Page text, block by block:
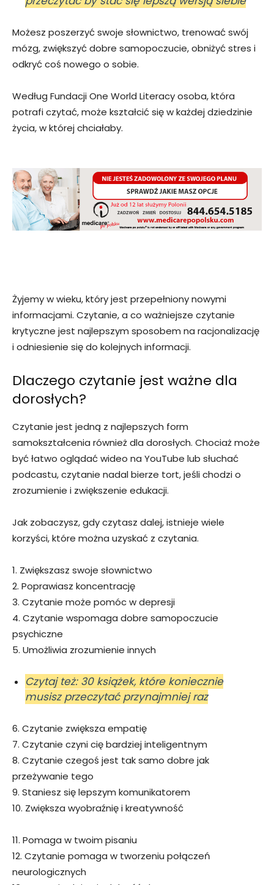
Możesz poszerzyć swoje słownictwo, trenować swój
mózg, zwiększyć dobre samopoczucie, obniżyć stres i
odkryć coś nowego o sobie.
Według Fundacji One World Literacy osoba, która
potrafi czytać, może kształcić się w każdej dziedzinie
życia, w której chciałaby.
Żyjemy w wieku, który jest przepełniony nowymi
informacjami. Czytanie, a co ważniejsze czytanie
krytyczne jest najlepszym sposobem na racjonalizację
i odniesienie się do kolejnych informacji.
Dlaczego czytanie jest ważne dla
dorosłych?
Czytanie jest jedną z najlepszych form
samokształcenia również dla dorosłych. Chociaż może
być łatwo oglądać wideo na YouTube lub słuchać
podcastu, czytanie nadal bierze tort, jeśli chodzi o
zrozumienie i zwiększenie edukacji.
Jak zobaczysz, gdy czytasz dalej, istnieje wiele
korzyści, które można uzyskać z czytania.
1. Zwiększasz swoje słownictwo
2. Poprawiasz koncentrację
3. Czytanie może pomóc w depresji
4. Czytanie wspomaga dobre samopoczucie
psychiczne
5. Umożliwia zrozumienie innych
Czytaj też: 30 książek, które koniecznie
musisz przeczytać przynajmniej raz
6. Czytanie zwiększa empatię
7. Czytanie czyni cię bardziej inteligentnym
8. Czytanie czegoś jest tak samo dobre jak
przeżywanie tego
9. Staniesz się lepszym komunikatorem
10. Zwiększa wyobraźnię i kreatywność
11. Pomaga w twoim pisaniu
12. Czytanie pomaga w tworzeniu połączeń
neurologicznych